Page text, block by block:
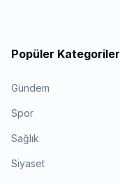
Popüler Kategoriler
Gündem
Spor
Sağlık
Siyaset